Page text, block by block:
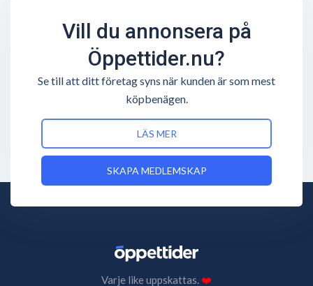
Vill du annonsera på
Öppettider.nu?
Se till att ditt företag syns när kunden är som mest
köpbenägen.
LÄS MER
SKAPA MEDLEMSKAP
Varje like uppskattas.❤️